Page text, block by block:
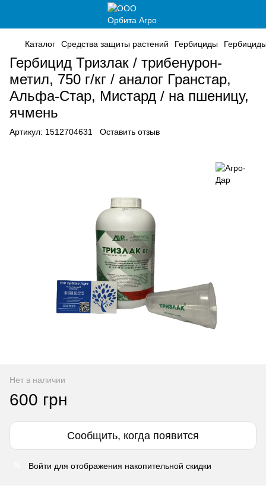
Каталог Средства защиты растений Гербициды
Гербицид Тризлак / трибенурон-
метил, 750 г/кг / аналог Гранстар,
Альфа-Стар, Мистард / на пшеницу,
ячмень
Артикул: 1512704631 Оставить отзыв
Нет в наличии
600 грн
Сообщить, когда появится
Войти для отображения накопительной скидки